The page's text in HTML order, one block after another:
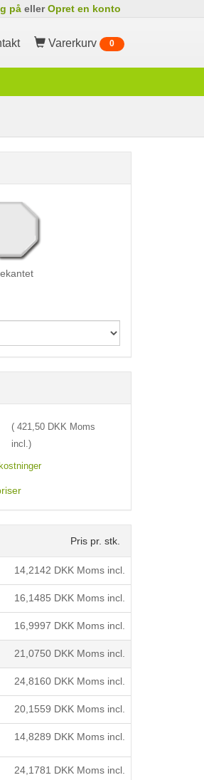
på ellerOpret en konto
Varerkurv 0
( 421,50DKK Moms
incl.)
Pris pr. stk.
14,2142 DKK Moms incl.
16,1485 DKK Moms incl.
16,9997 DKK Moms incl.
21,0750 DKK Moms incl.
24,8160 DKK Moms incl.
20,1559 DKK Moms incl.
14,8289 DKK Moms incl.
24,1781 DKK Moms incl.